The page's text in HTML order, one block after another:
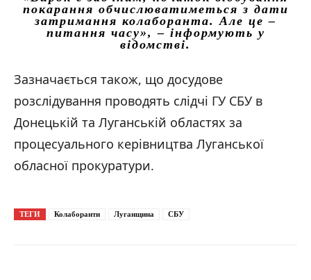
покарання обчислюватиметься з дати
затримання колаборанта. Але це –
питання часу», – інформують у
відомстві.
Зазначається також, що досудове
розслідування проводять слідчі ГУ СБУ в
Донецькій та Луганській областях за
процесуального керівництва Луганської
обласної прокуратури.
ТЕГИ Колаборанти Луганщина СБУ